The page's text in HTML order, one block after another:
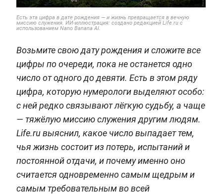
Есть эта цифра в дате рождения — и жизнь превращается в вечную
миссию служения. ИИ-иллюстрация: создано редакцией Life.ru с
использованием Nano Banana AI.
Возьмите свою дату рождения и сложите все
цифры по очереди, пока не останется одно
число от одного до девяти. Есть в этом ряду
цифра, которую нумерологи выделяют особо:
с ней редко связывают лёгкую судьбу, а чаще
— тяжёлую миссию служения другим людям.
Life.ru выяснил, какое число выпадает тем,
чья жизнь состоит из потерь, испытаний и
постоянной отдачи, и почему именно оно
считается одновременно самым щедрым и
самым требовательным во всей